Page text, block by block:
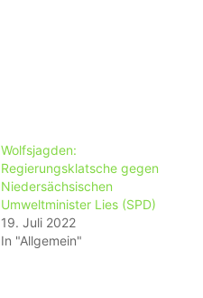
Wolfsjagden:
Regierungsklatsche gegen
Niedersächsischen
Umweltminister Lies (SPD)
19. Juli 2022
In "Allgemein"